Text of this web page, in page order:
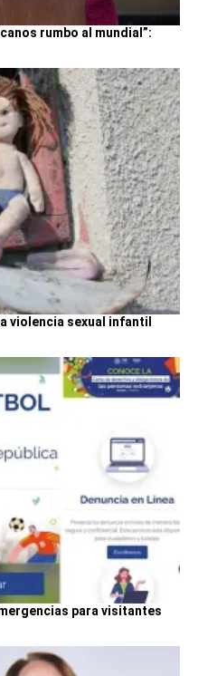
rumbo al mundial”:
violencia sexual infantil
para visitantes